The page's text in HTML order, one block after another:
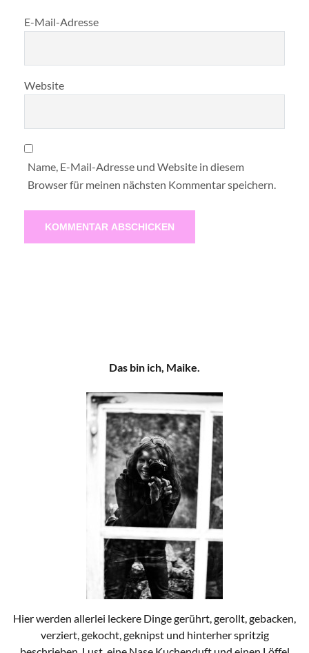
E-Mail-Adresse
Website
Name, E-Mail-Adresse und Website in diesem
Browser für meinen nächsten Kommentar speichern.
Das bin ich, Maike.
Hier werden allerlei leckere Dinge gerührt, gerollt, gebacken,
verziert, gekocht, geknipst und hinterher spritzig